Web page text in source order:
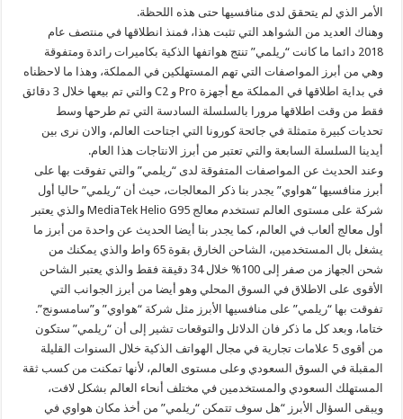
الأمر الذي لم يتحقق لدى منافسيها حتى هذه اللحظة.
وهناك العديد من الشواهد التي تثبت هذا، فمنذ انطلاقها في منتصف عام
2018 دائما ما كانت “ريلمي” تنتج هواتفها الذكية بكاميرات رائدة ومتفوقة
وهي من أبرز المواصفات التي تهم المستهلكين في المملكة، وهذا ما لاحظناه
في بداية اطلاقها في المملكة مع أجهزة Pro و C2 والتي تم بيعها خلال 3 دقائق
فقط من وقت اطلاقها مرورا بالسلسلة السادسة التي تم طرحها وسط
تحديات كبيرة متمثلة في جائحة كورونا التي اجتاحت العالم، والان نرى بين
أيدينا السلسلة السابعة والتي تعتبر من أبرز الانتاجات هذا العام.
وعند الحديث عن المواصفات المتفوقة لدى “ريلمي” والتي تفوقت بها على
أبرز منافسيها “هواوي” يجدر بنا ذكر المعالجات، حيث أن “ريلمي” حاليا أول
شركة على مستوى العالم تستخدم معالج MediaTek Helio G95 والذي يعتبر
أول معالج ألعاب في العالم، كما يجدر بنا أيضا الحديث عن واحدة من أبرز ما
يشغل بال المستخدمين، الشاحن الخارق بقوة 65 واط والذي يمكنك من
شحن الجهاز من صفر إلى 100% خلال 34 دقيقة فقط والذي يعتبر الشاحن
الأقوى على الاطلاق في السوق المحلي وهو أيضا من أبرز الجوانب التي
تفوقت بها “ريلمي” على منافسيها الأبرز مثل شركة “هواوي” و”سامسونج”.
ختاما، وبعد كل ما ذكر فان الدلائل والتوقعات تشير إلى أن “ريلمي” ستكون
من أقوى 5 علامات تجارية في مجال الهواتف الذكية خلال السنوات القليلة
المقبلة في السوق السعودي وعلى مستوى العالم، لأنها تمكنت من كسب ثقة
المستهلك السعودي والمستخدمين في مختلف أنحاء العالم بشكل لافت،
ويبقى السؤال الأبرز “هل سوف تتمكن “ريلمي” من أخذ مكان هواوي في